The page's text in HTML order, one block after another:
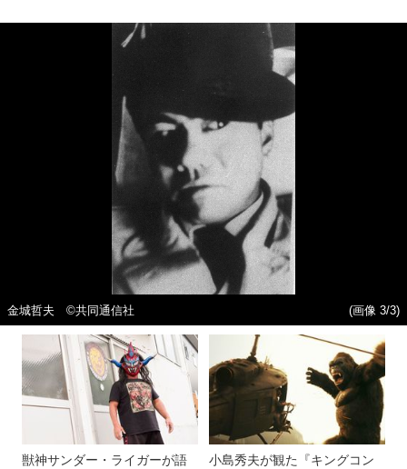
金城哲夫 ©共同通信社 (画像 3/3)
獣神サンダー・ライガーが語
小島秀夫が観た『キングコン